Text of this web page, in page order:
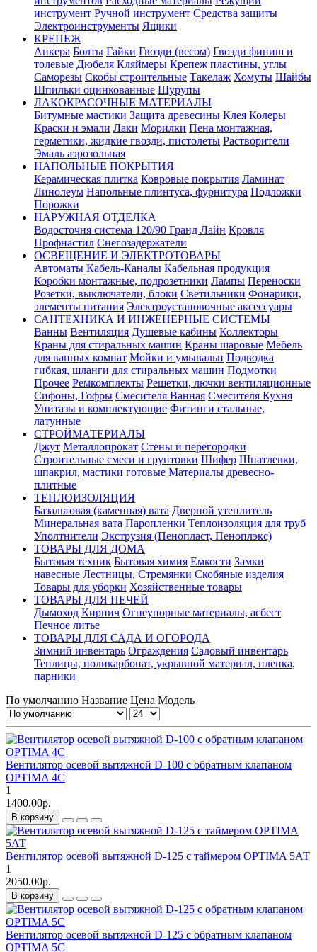
инструмент Ручной инструмент Средства защиты
Электроинструменты Ящики
КРЕПЕЖ
Анкера Болты Гайки Гвозди (весом) Гвозди финиш и
толевые Дюбеля Кляймеры Крепеж пластины, углы
Саморезы Скобы строительные Такелаж Хомуты Шайбы
Шпильки оцинкованные Шурупы
ЛАКОКРАСОЧНЫЕ МАТЕРИАЛЫ
Битумные мастики Защита древесины Клея Колеры
Краски и эмали Лаки Морилки Пена монтажная,
герметики, жидкие гвозди, пистолеты Растворители
Эмаль аэрозольная
НАПОЛЬНЫЕ ПОКРЫТИЯ
Керамическая плитка Ковровые покрытия Ламинат
Линолеум Напольные плинтуса, фурнитура Подложки
Порожки
НАРУЖНАЯ ОТДЕЛКА
Водосточня система 120/90 Гранд Лайн Кровля
Профнастил Снегозадержатели
ОСВЕЩЕНИЕ И ЭЛЕКТРОТОВАРЫ
Автоматы Кабель-Каналы Кабельная продукция
Коробки монтажные, подрозетники Лампы Переноски
Розетки, выключатели, блоки Светильники Фонарики,
элементы питания Электроустановочные аксессуары
САНТЕХНИКА И ИНЖЕНЕРНЫЕ СИСТЕМЫ
Ванны Вентиляция Душевые кабины Коллекторы
Краны для стиральных машин Краны шаровые Мебель
для ванных комнат Мойки и умывальн Подводка
гибкая, шланги для стиральных машин Подмотки
Прочее Ремкомплекты Решетки, лючки вентиляционные
Сифоны, Гофры Смесителя Ванная Смесителя Кухня
Унитазы и комплектующие Фитинги стальные,
латунные
СТРОЙМАТЕРИАЛЫ
Джут Металлопрокат Стены и перегородки
Строительные смеси и грунтовки Шифер Шпатлевки,
шпакрил, мастики готовые Материалы древесно-
плитные
ТЕПЛОИЗОЛЯЦИЯ
Базальтовая (каменная) вата Дверной утеплитель
Минеральная вата Паропленки Теплоизоляция для труб
Уполтнители Экструзия (Пенопласт, Пеноплэкс)
ТОВАРЫ ДЛЯ ДОМА
Бытовая техник Бытовая химия Емкости Замки
навесные Лестницы, Стремянки Скобяные изделия
Товары для уборки Хозяйственные товары
ТОВАРЫ ДЛЯ ПЕЧЕЙ
Дымоход Кирпич Огнеупорные материалы, асбест
Печное литье
ТОВАРЫ ДЛЯ САДА И ОГОРОДА
Зимний инвентарь Ограждения Садовый инвентарь
Теплицы, поликарбонат, укрывной материал, пленка,
парники
По умолчанию Название Цена Модель
Вентилятор осевой вытяжной D-100 с обратным клапаном
OPTIMA 4С
1
1400.00р.
В корзину
Вентилятор осевой вытяжной D-125 c таймером OPTIMA 5АТ
1
2050.00р.
В корзину
Вентилятор осевой вытяжной D-125 с обратным клапаном
OPTIMA 5С